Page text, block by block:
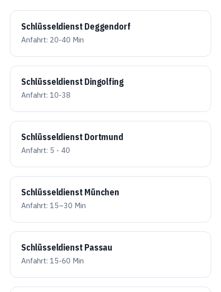
Schlüsseldienst Deggendorf
Anfahrt: 20-40 Min
Schlüsseldienst Dingolfing
Anfahrt: 10-38
Schlüsseldienst Dortmund
Anfahrt: 5 - 40
Schlüsseldienst München
Anfahrt: 15–30 Min
Schlüsseldienst Passau
Anfahrt: 15-60 Min